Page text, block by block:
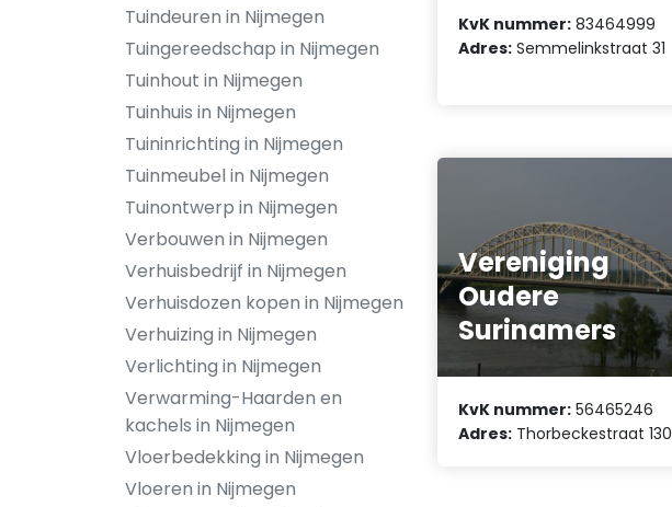
Tuindeuren in Nijmegen
Tuingereedschap in Nijmegen
Tuinhout in Nijmegen
Tuinhuis in Nijmegen
Tuininrichting in Nijmegen
Tuinmeubel in Nijmegen
Tuinontwerp in Nijmegen
Verbouwen in Nijmegen
Verhuisbedrijf in Nijmegen
Verhuisdozen kopen in Nijmegen
Verhuizing in Nijmegen
Verlichting in Nijmegen
Verwarming-Haarden en
kachels in Nijmegen
Vloerbedekking in Nijmegen
Vloeren in Nijmegen
KvK nummer: 83464999
Adres: Semmelinkstraat 31
Vereniging
Oudere
Surinamers
KvK nummer: 56465246
Adres: Thorbeckestraat 130